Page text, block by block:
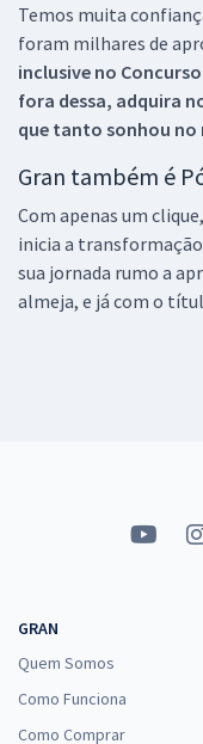
Temos muita
foram milhares de
inclusive no Concurso
fora dessa, adquira
que tanto sonhou no
Gran também é
Com apenas um
inicia a
sua jornada rumo a
almeja, e já com o
GRAN
Quem Somos
Como Funciona
Como Comprar